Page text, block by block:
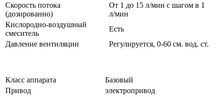
Скорость потока
(дозированно)
От 1 до 15 л/мин с шагом в 1
л/мин
Кислородно-воздушный
смеситель
Есть
Давление вентиляции
Регулируется, 0-60 см. вод. ст.
Класс аппарата
Базовый
Привод
электропривод